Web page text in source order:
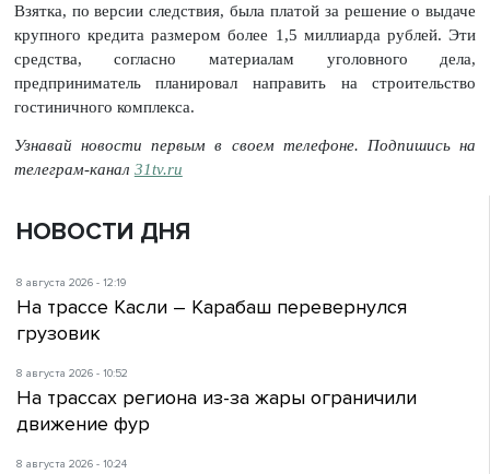
Взятка, по версии следствия, была платой за решение о выдаче
крупного кредита размером более 1,5 миллиарда рублей. Эти
средства, согласно материалам уголовного дела,
предприниматель планировал направить на строительство
гостиничного комплекса.
Узнавай новости первым в своем телефоне. Подпишись на
телеграм-канал 31tv.ru
НОВОСТИ ДНЯ
8 августа 2026 - 12:19
На трассе Касли – Карабаш перевернулся
грузовик
8 августа 2026 - 10:52
На трассах региона из-за жары ограничили
движение фур
8 августа 2026 - 10:24